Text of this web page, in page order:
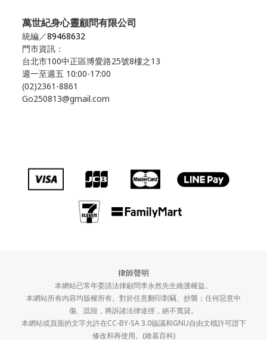
萬世紀身心靈顧問有限公司
統編／89468632
門市資訊：
台北市100中正區博愛路25號8樓之13
週一至週五 10:00-17:00
(02)2361-8861
Go250813@gmail.com
律師聲明
本網站已常年委請法律顧問李永然先生維護權益。
本網站所有內容均版權所有。對於任意翻印剽竊、抄襲；任何惡意中
傷、詆毀，將訴諸法律途徑，絕不寬貸。
本網站或頁面的文字允許在CC-BY-SA 3.0協議和GNU自由文檔許可證下
修改和再使用。(維基百科)